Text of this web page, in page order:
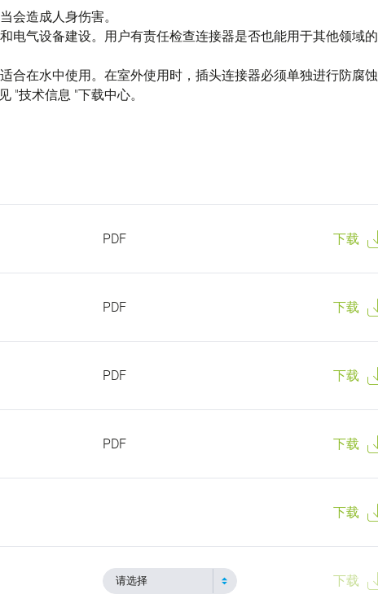
会造成人身伤害。
电气设备建设。用户有责任检查连接器是否也能用于其他领域的
合在水中使用。在室外使用时，插头连接器必须单独进行防腐蚀
"技术信息 "下载中心。
PDF 下载
PDF 下载
PDF 下载
PDF 下载
下载
请选择 下载